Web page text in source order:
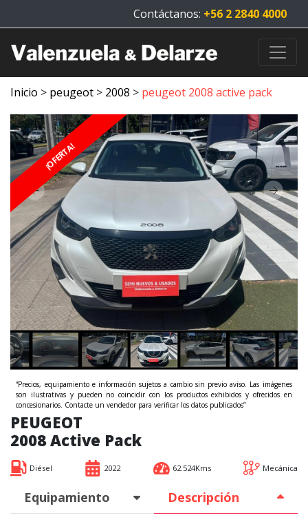
Contáctanos: +56 2 2840 4000
Inicio > peugeot > 2008 > peugeot 2008 active pack
¡OFERTA!
“Precios, equipamiento e información sujetos a cambio sin previo aviso. Las imágenes
son ilustrativas y pueden no coincidir con los productos exhibidos y ofrecidos en
concesionarios. Contacte un vendedor para verificar los datos publicados”
PEUGEOT
2008 Active Pack
Diésel 2022 62.524Kms Mecánica
Equipamiento Descripción